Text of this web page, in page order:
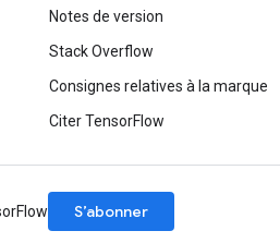
Notes de version
Stack Overflow
Consignes relatives à la marque
Citer TensorFlow
S’abonner